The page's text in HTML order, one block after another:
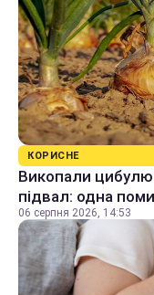
КОРИСНЕ
Викопали
підвал: одна
06 серпня 2026, 14:53